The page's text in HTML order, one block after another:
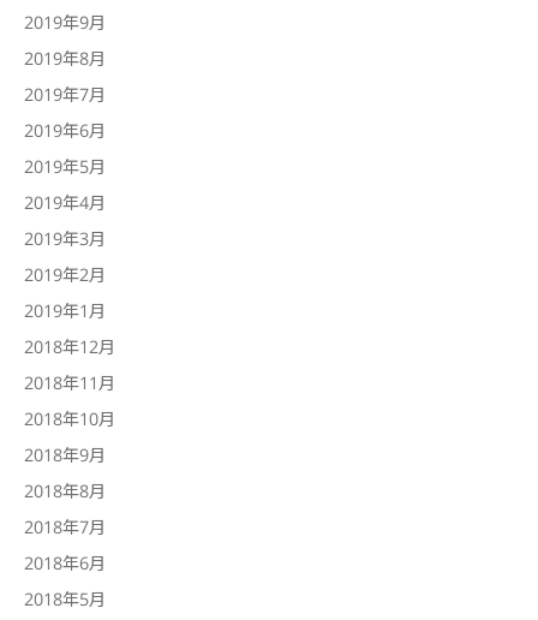
2019年9月
2019年8月
2019年7月
2019年6月
2019年5月
2019年4月
2019年3月
2019年2月
2019年1月
2018年12月
2018年11月
2018年10月
2018年9月
2018年8月
2018年7月
2018年6月
2018年5月